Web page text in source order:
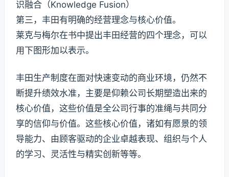
识融合（Knowledge Fusion）
第三，丰田有明确的经营理念与核心价值。
莱克与梅尔在书中提出丰田经营的四个理念，可以
用下图形加以表示。
丰田生产制度在面对快速变动的商业环境，仍然不
断提升绩效水准，主要是仰赖公司长期塑造出来的
核心价值，这些价值是全公司行事的准绳与共同分
享的信仰与价值。这些核心价值，诸如有愿景的领
导能力、由顾客驱动的企业卓越表现、组织与个人
的学习、灵活性与精实创新等等。